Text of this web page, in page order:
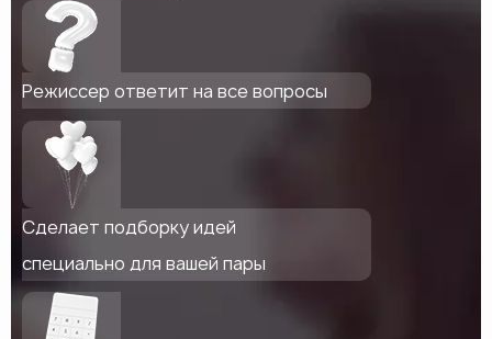
Режиссер ответит на все вопросы
Сделает подборку идей
специально для вашей пары